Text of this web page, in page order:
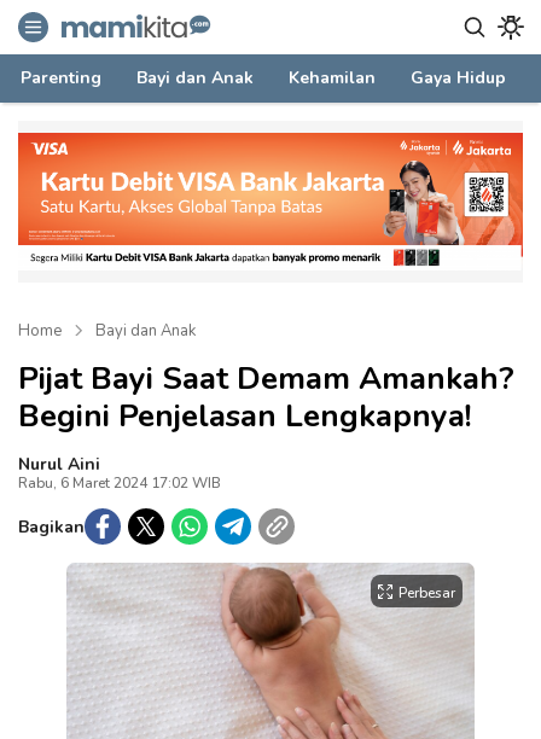
mamikita.com
Informasi Parenting untuk Mami Milenial
Parenting Bayi dan Anak Kehamilan Gaya Hidup
Home Bayi dan Anak
Pijat Bayi Saat Demam Amankah?
Begini Penjelasan Lengkapnya!
Nurul Aini
Rabu, 6 Maret 2024 17:02 WIB
Bagikan
Perbesar